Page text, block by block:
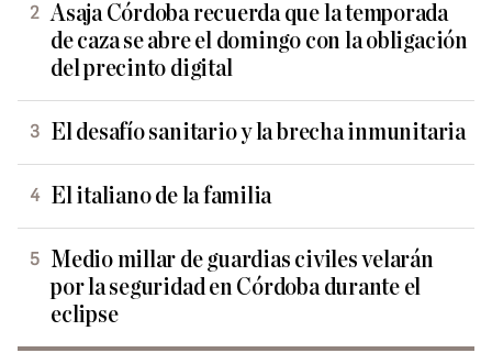
Asaja Córdoba recuerda que la temporada
de caza se abre el domingo con la obligación
del precinto digital
El desafío sanitario y la brecha inmunitaria
El italiano de la familia
Medio millar de guardias civiles velarán
por la seguridad en Córdoba durante el
eclipse